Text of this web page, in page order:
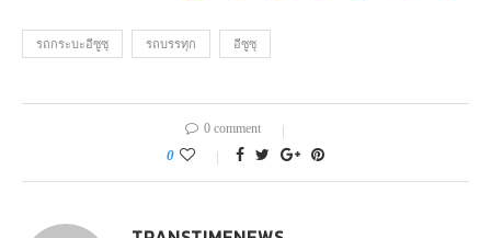
รถกระบะอีซูซุ รถบรรทุก อีซูซุ
0 comment
0